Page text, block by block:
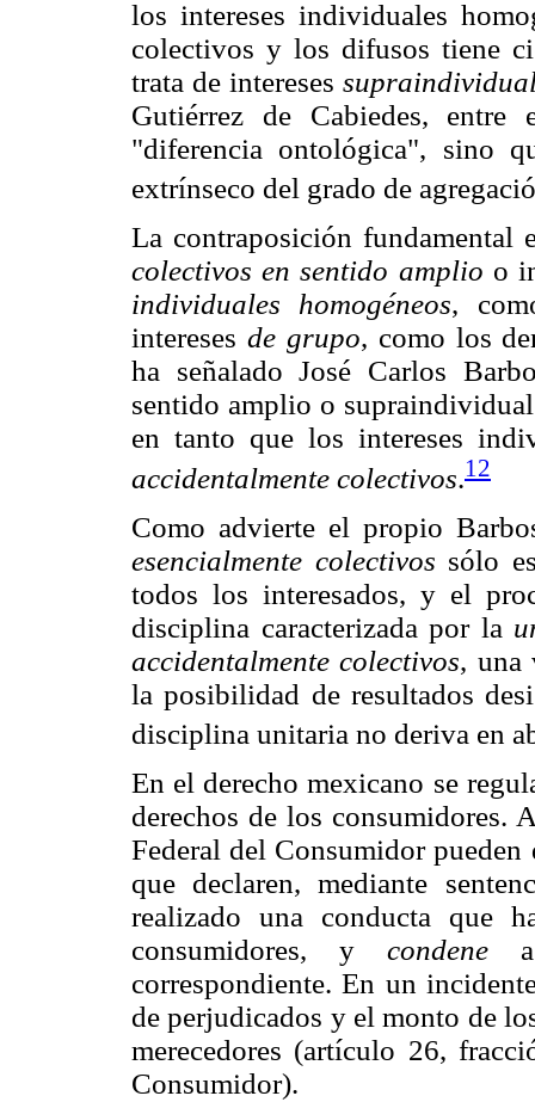
los intereses individuales
colectivos y los difusos tiene
trata de intereses
Gutiérrez de Cabiedes,
"diferencia ontológica", sino
extrínseco del grado de
La contraposición fundamental
colectivos en sentido amplio o
individuales homogéneos,
intereses de grupo, como los
ha señalado José Carlos
sentido amplio o
en tanto que los intereses
accidentalmente colectivos.12
Como advierte el propio
esencialmente colectivos sólo
todos los interesados, y el
disciplina caracterizada por la
accidentalmente colectivos, una
la posibilidad de resultados
disciplina unitaria no deriva en
En el derecho mexicano se
derechos de los consumidores.
Federal del Consumidor pueden
que declaren, mediante
realizado una conducta que
consumidores, y condenea
correspondiente. En un
de perjudicados y el monto de
merecedores (artículo 26,
Consumidor).